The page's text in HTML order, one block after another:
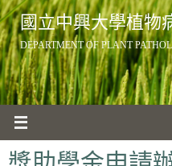
Skip
to
content
國立中興大學植物
DEPARTMENT OF PLANT